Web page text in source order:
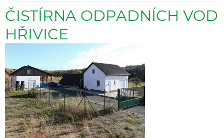
ČISTÍRNA ODPADNÍCH VOD
HŘIVICE